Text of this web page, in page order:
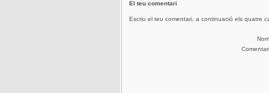
El teu comentari
Escriu el teu comentari, a continuació els quatre
Nom
Comentari